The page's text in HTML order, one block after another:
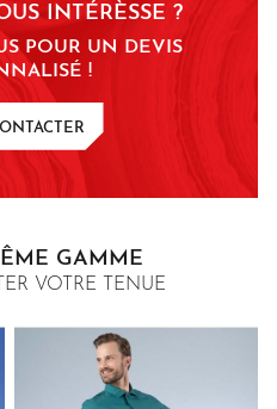
INTÉRÈSSE ?
POUR UN DEVIS
!
GAMME
VOTRE TENUE